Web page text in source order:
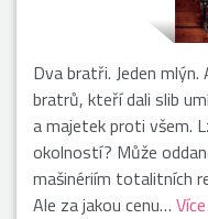
Dva bratři. Jeden
bratrů, kteří dali slib
a majetek proti všem.
okolností? Může
mašinériím totalitních
Ale za jakou cenu…